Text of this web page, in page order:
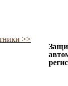
>>